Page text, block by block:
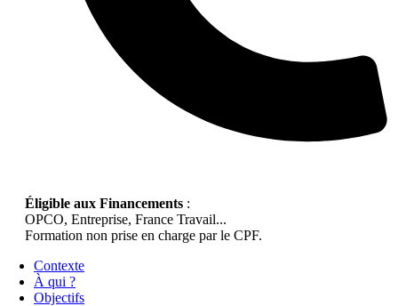
Éligible aux Financements :
OPCO, Entreprise, France Travail...
Formation non prise en charge par le CPF.
Contexte
À qui ?
Objectifs